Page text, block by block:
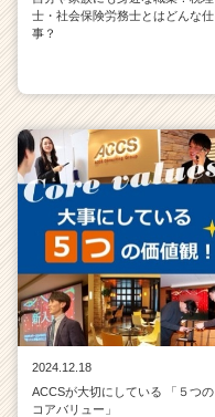
士・社会保険労務士とはどんな仕
事？
2024.12.18
ACCSが大切にしている 「５つの
コアバリュー」